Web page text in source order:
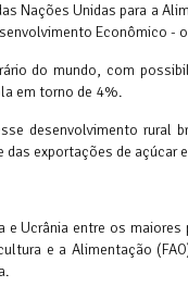
Nações Unidas para a
Econômico
do mundo, com
em torno de 4%.
desenvolvimento
das exportações de
e Ucrânia entre os
e a Alimentação